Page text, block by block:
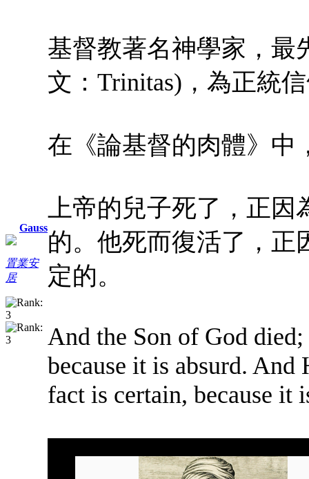
Gauss
置業安
居
基督教著名神學家，最
文：Trinitas)，為正統
在《論基督的肉體》中
上帝的兒子死了，正
的。他死而復活了，正
定的。
And the Son of God
because it is absurd. And
fact is certain, because it